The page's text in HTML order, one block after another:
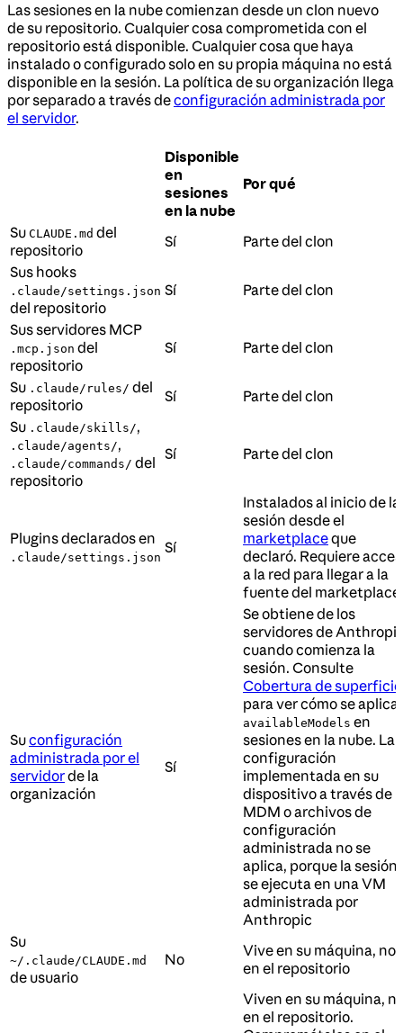
Las sesiones en la nube comienzan desde un clon nuevo
de su repositorio. Cualquier cosa comprometida con el
repositorio está disponible. Cualquier cosa que haya
instalado o configurado solo en su propia máquina no está
disponible en la sesión. La política de su organización llega
por separado a través deconfiguración administrada por
el servidor.
Disponible
en
sesiones
en la nube
Por qué
Su CLAUDE.md del
repositorio
Sí
Parte del clon
Sus hooks
.claude/settings.json
del repositorio
Sí Parte del clon
Sus servidores MCP
.mcp.json del
repositorio
Sí Parte del clon
Su .claude/rules/ del
repositorio
Sí
Parte del clon
Su .claude/skills/,
.claude/agents/,
.claude/commands/ del
repositorio
Sí Parte del clon
Plugins declarados en
.claude/settings.json
Sí
Instalados al inicio de la
sesión desde el
marketplaceque
declaró. Requiere
a la red para llegar a la
fuente del marketplace
Suconfiguración
administrada por el
servidorde la
organización
Sí
Se obtiene de los
servidores de
cuando comienza la
sesión. Consulte
Cobertura de superficie
para ver cómo se aplica
availableModels en
sesiones en la nube. La
configuración
implementada en su
dispositivo a través de
MDM o archivos de
configuración
administrada no se
aplica, porque la sesión
se ejecuta en una VM
administrada por
Anthropic
Su
~/.claude/CLAUDE.md
de usuario
No
Vive en su máquina, no
en el repositorio
Viven en su máquina,
en el repositorio.